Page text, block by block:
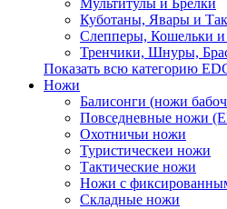
Мультитулы и Брелки
Куботаны, Явары и
Слепперы, Кошельки и
Тренчики, Шнуры,
Показать всю категорию
Ножи
Балисонги (ножи
Повседневные ножи
Охотничьи ножи
Туристическеи ножи
Тактические ножи
Ножи с
Складные ножи